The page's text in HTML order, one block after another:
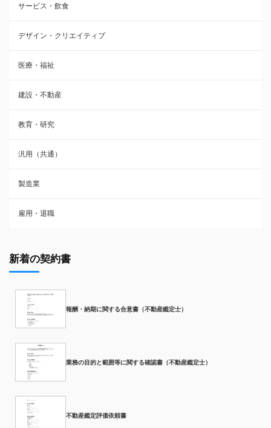
サービス・飲食
デザイン・クリエイティブ
医療・福祉
建設・不動産
教育・研究
汎用（共通）
製造業
雇用・退職
新着の契約書
報酬・納期に関する合意書（不動産鑑定士）
業務の目的と範囲等に関する確認書（不動産鑑定士）
不動産鑑定評価依頼書